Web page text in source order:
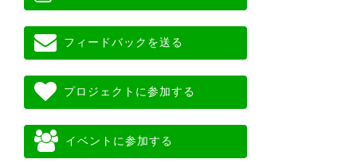
フィードバックを送る
プロジェクトに参加する
イベントに参加する